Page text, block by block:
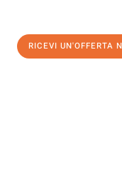
RICEVI UN'OFFERTA